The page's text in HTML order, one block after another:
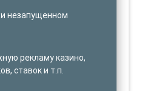
незапущенном
рекламу казино,
ставок и т.п.